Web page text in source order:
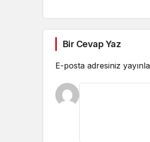
Bir Cevap Yaz
E-posta adresiniz